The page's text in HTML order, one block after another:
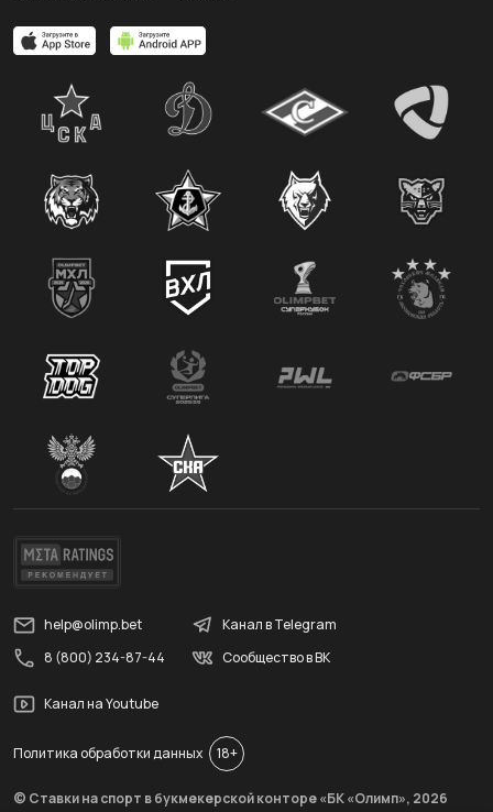
help@olimp.bet
8 (800) 234-87-44
Канал в Telegram
Сообщество в ВК
Канал на Youtube
Политика обработки данных 18+
© Ставки на спорт в букмекерской конторе «БК «Олимп», 2026